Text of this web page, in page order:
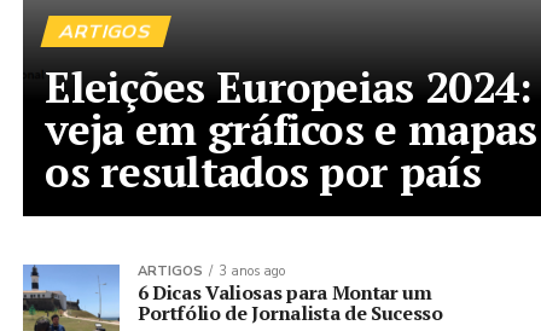
ARTIGOS
Eleições Europeias 2024:
veja em gráficos e mapas
os resultados por país
ARTIGOS 3 anos ago
6 Dicas Valiosas para Montar um
Portfólio de Jornalista de Sucesso